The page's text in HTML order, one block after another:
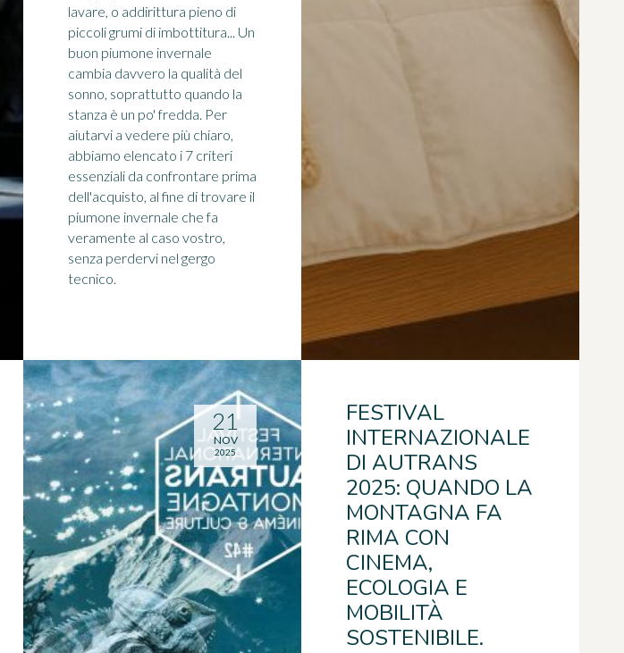
lavare, o addirittura pieno di
piccoli grumi di imbottitura... Un
buon piumone invernale
cambia davvero la qualità del
sonno, soprattutto quando la
stanza è un po' fredda. Per
aiutarvi a vedere più chiaro,
abbiamo elencato i 7 criteri
essenziali da confrontare prima
dell'acquisto, al fine di trovare il
piumone invernale che fa
veramente al caso vostro,
senza perdervi nel gergo
tecnico.
FESTIVAL
INTERNAZIONALE
DI AUTRANS
2025: QUANDO LA
MONTAGNA FA
RIMA CON
CINEMA,
ECOLOGIA E
MOBILITÀ
SOSTENIBILE.
21
NOV
2025